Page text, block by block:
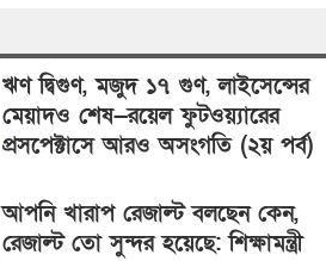
ঋণ দ্বিগুণ, মজুদ ১৭ গুণ, লাইসেন্সের
মেয়াদও শেষ—রয়েল ফুটওয়্যারের
প্রসপেক্টাসে আরও অসংগতি (২য় পর্ব)
আপনি খারাপ রেজাল্ট বলছেন কেন,
রেজাল্ট তো সুন্দর হয়েছে: শিক্ষামন্ত্রী